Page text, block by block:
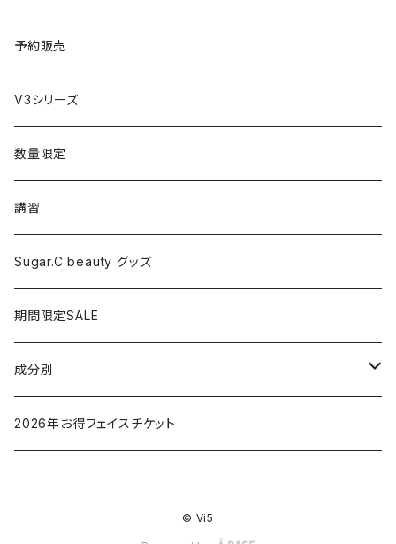
コテ／アイロン
美顔器／スチーマー
シャワーヘッド
マッサージ
ドライヤー
脱毛器
クレイツ
プロテイン
セット
グッズ
予約販売
V3シリーズ
数量限定
講習
Sugar.C beauty グッズ
期間限定SALE
成分別
ヒアルロン酸
2026年お得フェイスチケット
© Vi5